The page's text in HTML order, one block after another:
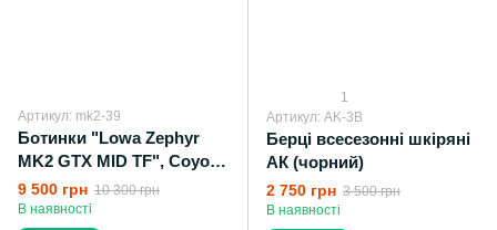
Артикул: mk2-39
Ботинки "Lowa Zephyr
MK2 GTX MID TF", Coyote
OP
9 500 грн 10 300 грн
В наявності
1
Артикул: AK-3B
Берці всесезонні шкіряні
АК (чорний)
2 750 грн 3 500 грн
В наявності